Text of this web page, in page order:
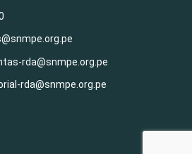
rda@snmpe.org.pe
rda@snmpe.org.pe